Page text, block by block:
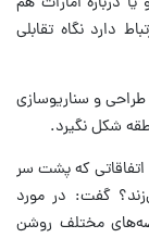
دارد نگاه تقابلی
طراحی و سناریوسازی
شکل نگیرد.
اتفاقاتی که پشت سر
گفت: در مورد
مختلف روشن